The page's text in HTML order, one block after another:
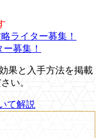
ライター募集！
募集！
果と入手方法を掲載
い。
て解説